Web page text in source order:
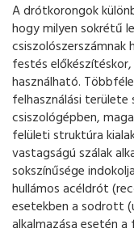
A drótkorongok
hogy milyen sokrétű
csiszolószerszámnak
festés
használható.
felhasználási területe
csiszológépben,
felületi struktúra
vastagságú szálak
sokszínűsége
hullámos acéldrót
esetekben a sodrott
alkalmazása esetén